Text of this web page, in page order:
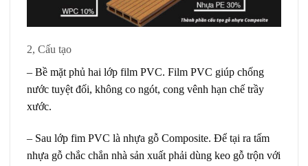
2, Cấu tạo
– Bề mặt phủ hai lớp film PVC. Film PVC giúp chống
nước tuyệt đối, không co ngót, cong vênh hạn chế trầy
xước.
– Sau lớp fim PVC là nhựa gỗ Composite. Để tại ra tấm
nhựa gỗ chắc chắn nhà sản xuất phải dùng keo gỗ trộn với